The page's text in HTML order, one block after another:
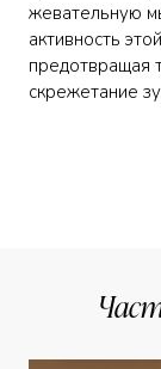
жевательную
активность
предотвращая